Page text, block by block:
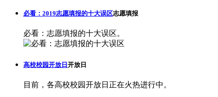
必看：2019志愿填报的十大误区志愿填报
必看：志愿填报的十大误区。
高校校园开放日开放日
目前，各高校校园开放日正在火热进行中。